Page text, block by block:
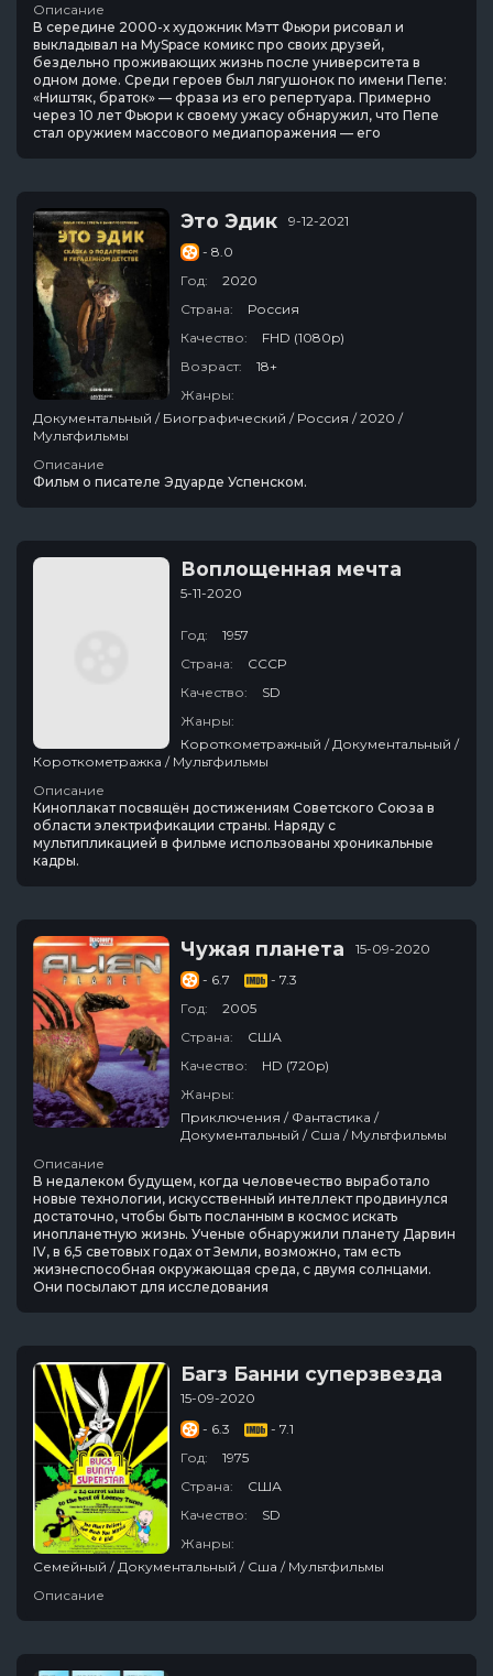
Описание
В середине 2000-х художник Мэтт Фьюри рисовал и
выкладывал на MySpace комикс про своих друзей,
бездельно проживающих жизнь после университета в
одном доме. Среди героев был лягушонок по имени Пепе:
«Ништяк, браток» — фраза из его репертуара. Примерно
через 10 лет Фьюри к своему ужасу обнаружил, что Пепе
стал оружием массового медиапоражения — его
Это Эдик
9-12-2021
- 8.0
Год:
2020
Страна:
Россия
Качество:
FHD (1080p)
Возраст:
18+
Жанры:
Документальный / Биографический / Россия / 2020 /
Мультфильмы
Описание
Фильм о писателе Эдуарде Успенском.
Воплощенная мечта
5-11-2020
Год:
1957
Страна:
СССР
Качество:
SD
Жанры:
Короткометражный / Документальный /
Короткометражка / Мультфильмы
Описание
Киноплакат посвящён достижениям Советского Союза в
области электрификации страны. Наряду с
мультипликацией в фильме использованы хроникальные
кадры.
Чужая планета
15-09-2020
- 6.7
- 7.3
Год:
2005
Страна:
США
Качество:
HD (720p)
Жанры:
Приключения / Фантастика /
Документальный / Сша / Мультфильмы
Описание
В недалеком будущем, когда человечество выработало
новые технологии, искусственный интеллект продвинулся
достаточно, чтобы быть посланным в космос искать
инопланетную жизнь. Ученые обнаружили планету Дарвин
IV, в 6,5 световых годах от Земли, возможно, там есть
жизнеспособная окружающая среда, с двумя солнцами.
Они посылают для исследования
Багз Банни суперзвезда
15-09-2020
- 6.3
- 7.1
Год:
1975
Страна:
США
Качество:
SD
Жанры:
Семейный / Документальный / Сша / Мультфильмы
Описание